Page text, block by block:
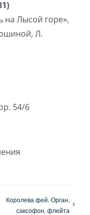
на Лысой горе»,
Л.
54/6
Королева фей. Орган,
саксофон, флейта